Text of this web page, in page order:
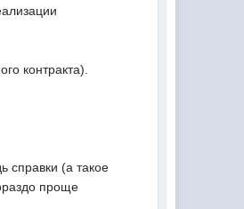
контракта).
справки (а такое
проще